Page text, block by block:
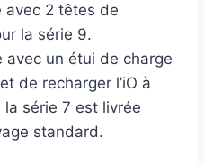
avec 2 têtes de
la série 9.
avec un étui de charge
de recharger l’iO à
la série 7 est livrée
standard.